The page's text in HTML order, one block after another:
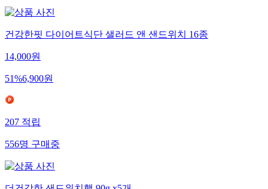
건강한핏 다이어트식단 샐러드 앤 샌드위치 16종
14,000원
51%6,900원
207적립
556명구매중